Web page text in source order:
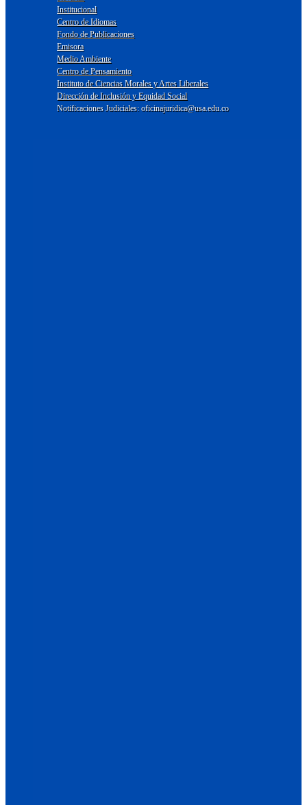
Institucional
Centro de Idiomas
Fondo de Publicaciones
Emisora
Medio Ambiente
Centro de Pensamiento
Instituto de Ciencias Morales y Artes Liberales
Dirección de Inclusión y Equidad Social
Notificaciones Judiciales: oficinajuridica@usa.edu.co